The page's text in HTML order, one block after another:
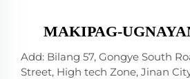
MAKIPAG-
Add: Bilang 57, Gongye South
Street, High tech Zone, Jinan